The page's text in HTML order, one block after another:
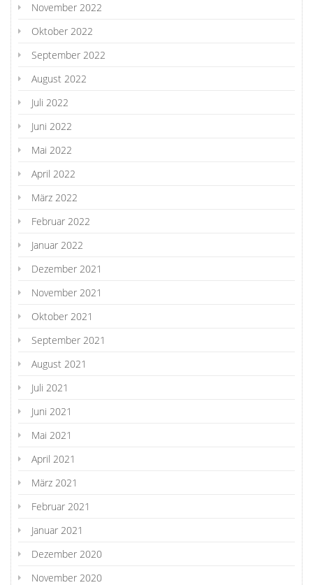
November 2022
Oktober 2022
September 2022
August 2022
Juli 2022
Juni 2022
Mai 2022
April 2022
März 2022
Februar 2022
Januar 2022
Dezember 2021
November 2021
Oktober 2021
September 2021
August 2021
Juli 2021
Juni 2021
Mai 2021
April 2021
März 2021
Februar 2021
Januar 2021
Dezember 2020
November 2020